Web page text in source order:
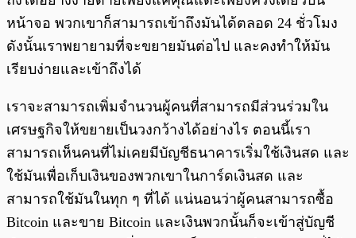
หน้าจอ พวกเขาก็สามารถเข้าถึงมันได้ตลอด 24 ชั่วโมง
ดังนั้นเราพยายามที่จะขยายมันต่อไป และคงทำให้มัน
เรียบง่ายและเข้าถึงได้
เราจะสามารถเพิ่มจำนวนผู้คนที่สามารถมีส่วนร่วมใน
เศรษฐกิจให้ขยายเป็นวงกว้างได้อย่างไร ตอนนี้เรา
สามารถเห็นคนที่ไม่เคยมีบัญชีธนาคารเริ่มใช้เงินสด และ
ใช้มันเพื่อเก็บเงินของพวกเขาในการ์ดเงินสด และ
สามารถใช้มันในทุก ๆ ที่ได้ แน่นอนว่าผู้คนสามารถซื้อ
Bitcoin และขาย Bitcoin และเงินพวกนั้นก็จะเข้าสู่บัญชี